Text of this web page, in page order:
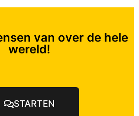
van over de hele
wereld!
STARTEN